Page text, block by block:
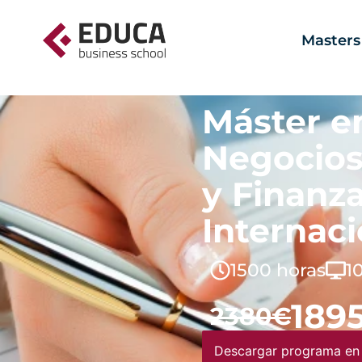
Masters
Máster
y
1500 horas
2380€
Descargar programa en